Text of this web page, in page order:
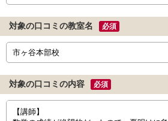
対象の口コミの教室名 必須
対象の口コミの内容 必須